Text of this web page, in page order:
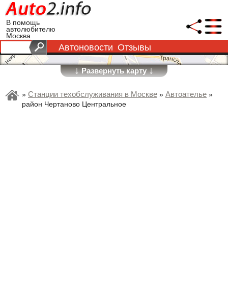
В помощь
автолюбителю
Москва
Автоновости Отзывы
↓Развернуть карту↓
» Станции техобслуживания в Москве » Автоателье »
район Чертаново Центральное